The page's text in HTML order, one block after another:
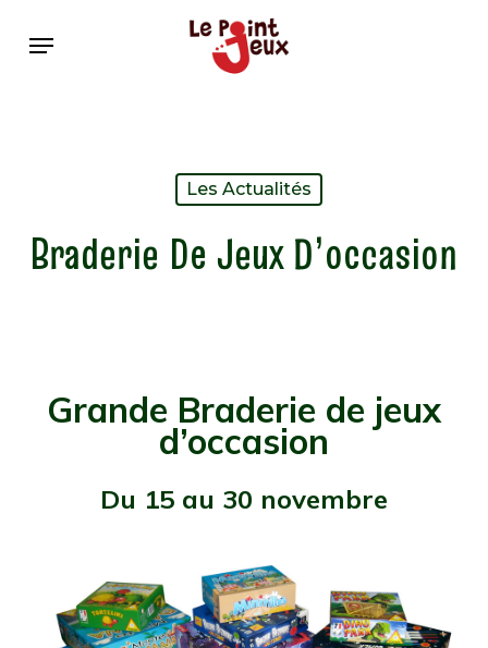
main
Menu
Les Actualités
Braderie De Jeux D’occasion
Grande Braderie de jeux
d’occasion
Du 15 au 30 novembre